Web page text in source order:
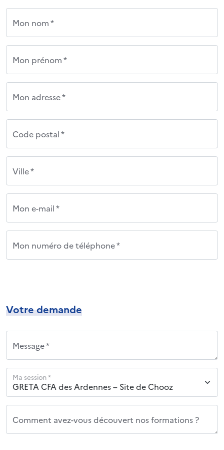
Mon nom *
Mon prénom *
Mon adresse *
Code postal *
Ville *
Mon e-mail *
Mon numéro de téléphone *
Votre demande
Message *
Ma session *
Comment avez-vous découvert nos formations ?